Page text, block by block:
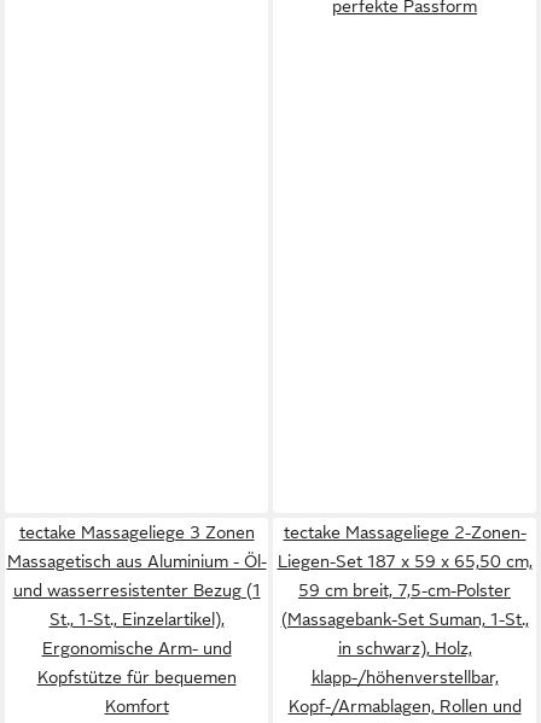
perfekte Passform
tectake Massageliege 3 Zonen
Massagetisch aus Aluminium - Öl-
und wasserresistenter Bezug (1
St., 1-St., Einzelartikel),
Ergonomische Arm- und
Kopfstütze für bequemen
Komfort
tectake Massageliege 2-Zonen-
Liegen-Set 187 x 59 x 65,50 cm,
59 cm breit, 7,5-cm-Polster
(Massagebank-Set Suman, 1-St.,
in schwarz), Holz,
klapp-/höhenverstellbar,
Kopf-/Armablagen, Rollen und